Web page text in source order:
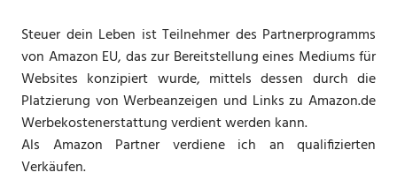
Steuer dein Leben ist Teilnehmer des Partnerprogramms
von Amazon EU, das zur Bereitstellung eines Mediums für
Websites konzipiert wurde, mittels dessen durch die
Platzierung von Werbeanzeigen und Links zu Amazon.de
Werbekostenerstattung verdient werden kann.
Als Amazon Partner verdiene ich an qualifizierten
Verkäufen.